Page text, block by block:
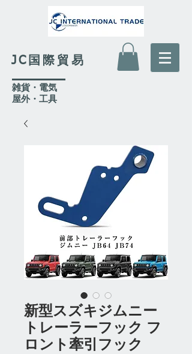
JC国際貿易
​雑貨・電気
​屋外・工具
新型スズキジムニー
トレーラーフック フ
ロント牽引フック